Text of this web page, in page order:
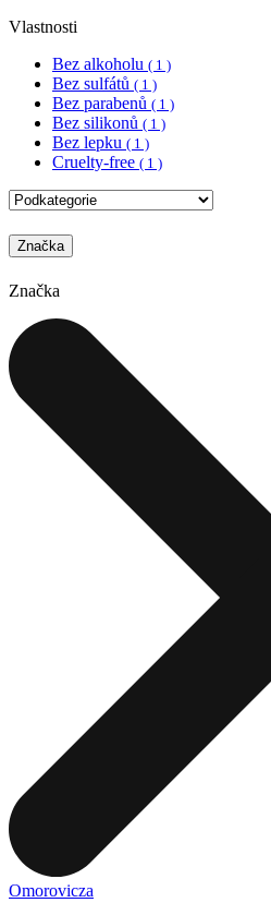
Vlastnosti
Bez alkoholu ( 1 )
Bez sulfátů ( 1 )
Bez parabenů ( 1 )
Bez silikonů ( 1 )
Bez lepku ( 1 )
Cruelty-free ( 1 )
Značka
Značka
Omorovicza